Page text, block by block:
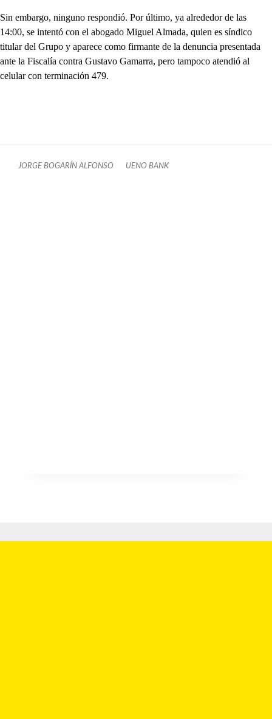
Sin embargo, ninguno respondió. Por último, ya alrededor de las
14:00, se intentó con el abogado Miguel Almada, quien es síndico
titular del Grupo y aparece como firmante de la denuncia presentada
ante la Fiscalía contra Gustavo Gamarra, pero tampoco atendió al
celular con terminación 479.
JORGE BOGARÍN ALFONSO UENO BANK